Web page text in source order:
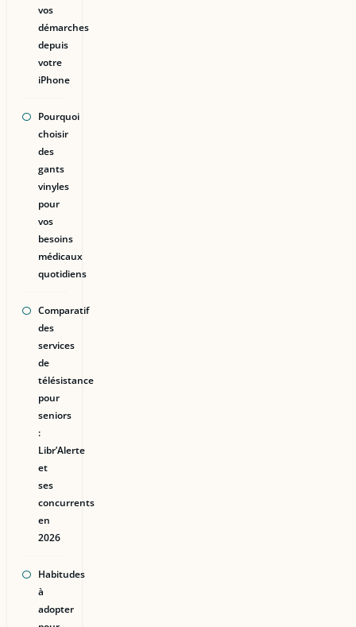
vos
démarches
depuis
votre
iPhone
Pourquoi
choisir
des
gants
vinyles
pour
vos
besoins
médicaux
quotidiens
Comparatif
des
services
de
télésistance
pour
seniors
:
Libr’Alerte
et
ses
concurrents
en
2026
Habitudes
à
adopter